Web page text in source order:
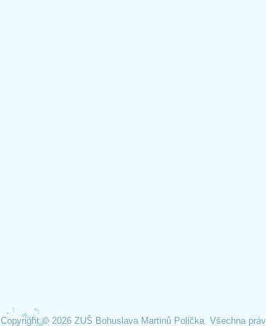
Copyright © 2026 ZUŠ Bohuslava Martinů Polička. Všechna